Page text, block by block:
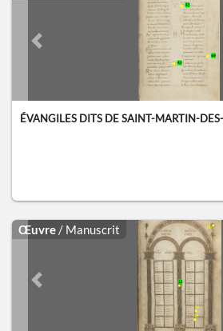
Previous slide
ÉVANGILES DITS DE SAINT-MARTIN-
Œuvre / Manuscrit
Previous slide